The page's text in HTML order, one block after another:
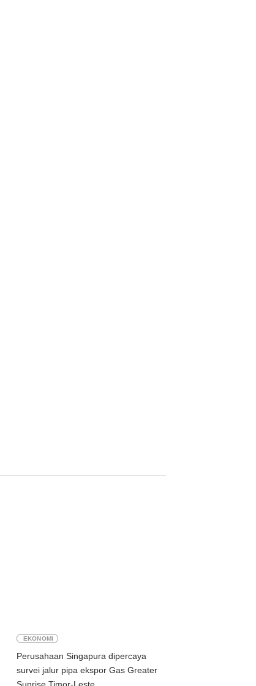
EKONOMI
Perusahaan Singapura dipercaya
survei jalur pipa ekspor Gas Greater